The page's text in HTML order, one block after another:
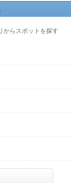
からスポットを探す